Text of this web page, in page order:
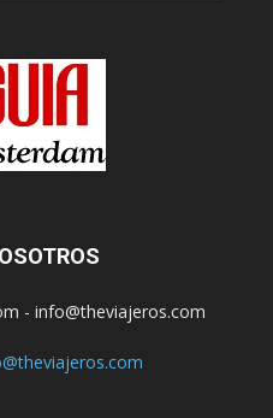
- info@theviajeros.com